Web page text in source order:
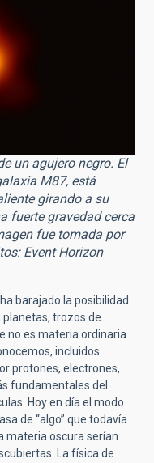
un agujero negro. El
M87, está
girando a su
fuerte gravedad cerca
fue tomada por
Event Horizon
barajado la posibilidad
trozos de
no es materia ordinaria
incluidos
protones, electrones,
fundamentales del
Hoy en día el modo
de “algo” que todavía
materia oscura serían
La física de